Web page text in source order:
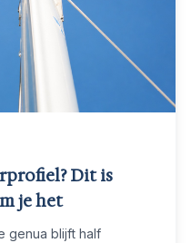
Dit is
je het
genua blijft half